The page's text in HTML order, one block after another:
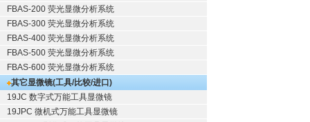
FBAS-200 荧光显微分析系统
FBAS-300 荧光显微分析系统
FBAS-400 荧光显微分析系统
FBAS-500 荧光显微分析系统
FBAS-600 荧光显微分析系统
其它显微镜(工具/比较/进口)
19JC 数字式万能工具显微镜
19JPC 微机式万能工具显微镜